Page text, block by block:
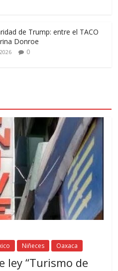
de Trump: entre el TACO
Donroe
0
Niñeces Oaxaca
ley “Turismo de